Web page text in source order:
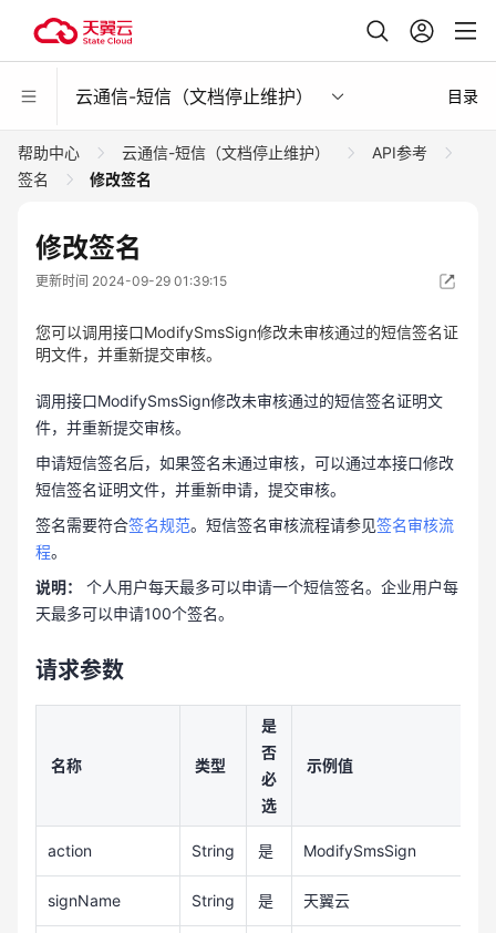
云通信-短信（文档停止维护） 目录
帮助中心 云通信-短信（文档停止维护）
API参考
签名
修改签名
修改签名
更新时间 2024-09-29 01:39:15
您可以调用接口ModifySmsSign修改未审核通过的短信签名证
明文件，并重新提交审核。
调用接口ModifySmsSign修改未审核通过的短信签名证明文
件，并重新提交审核。
申请短信签名后，如果签名未通过审核，可以通过本接口修改
短信签名证明文件，并重新申请，提交审核。
签名需要符合签名规范。短信签名审核流程请参见签名审核流
程。
说明：
个人用户每天最多可以申请一个短信签名。企业用户每
天最多可以申请100个签名。
请求参数
名称 类型
是
否
必
选
示例值
action String 是 ModifySmsSign
signName String 是 天翼云